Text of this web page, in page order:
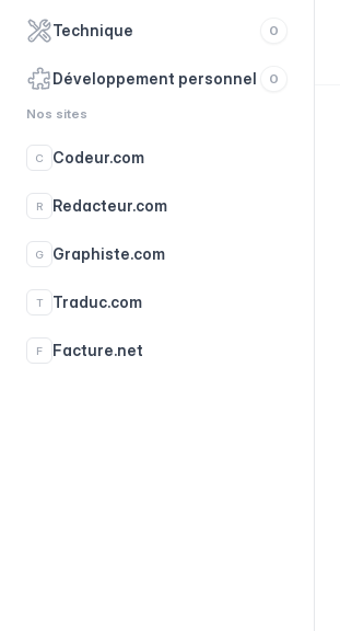
technique 0
développement personnel 0
Nos sites
C Codeur.com
R Redacteur.com
G Graphiste.com
T Traduc.com
F Facture.net